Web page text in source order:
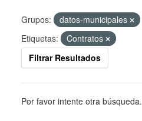
Grupos: datos-municipales
Etiquetas:
Contratos
Filtrar Resultados
Por favor intente otra búsqueda.